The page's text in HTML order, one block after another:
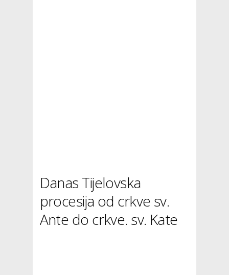
Danas Tijelovska
procesija od crkve sv.
Ante do crkve. sv. Kate